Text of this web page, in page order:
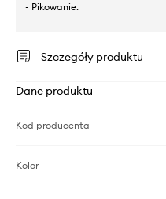
- Pikowanie.
Szczegóły produktu
Dane produktu
Kod producenta
Kolor